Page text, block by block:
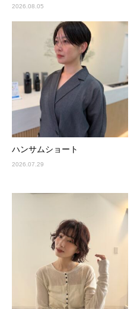
2026.08.05
ハンサムショート
2026.07.29